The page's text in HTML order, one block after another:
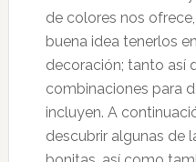
de colores nos
buena idea tenerlos
decoración; tanto así
combinaciones para
incluyen. A
descubrir algunas de